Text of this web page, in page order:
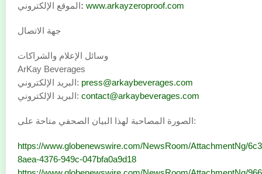
الموقع الإلكتروني: www.arkayzeroproof.com
جهة الاتصال
وسائل الإعلام والشراكات
ArKay Beverages
البريد الإلكتروني: press@arkaybeverages.com
البريد الإلكتروني: contact@arkaybeverages.com
الصورة المصاحبة لهذا البيان الصحفي متاحة على:
https://www.globenewswire.com/NewsRoom/AttachmentNg/
8aea-4376-949c-047bfa0a9d18